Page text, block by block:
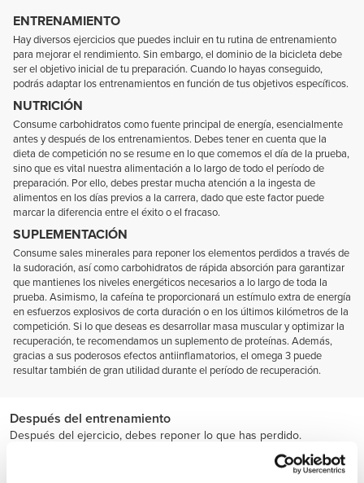
ENTRENAMIENTO
Hay diversos ejercicios que puedes incluir en tu rutina de entrenamiento
para mejorar el rendimiento. Sin embargo, el dominio de la bicicleta debe
ser el objetivo inicial de tu preparación. Cuando lo hayas conseguido,
podrás adaptar los entrenamientos en función de tus objetivos específicos.
NUTRICIÓN
Consume carbohidratos como fuente principal de energía, esencialmente
antes y después de los entrenamientos. Debes tener en cuenta que la
dieta de competición no se resume en lo que comemos el día de la prueba,
sino que es vital nuestra alimentación a lo largo de todo el período de
preparación. Por ello, debes prestar mucha atención a la ingesta de
alimentos en los días previos a la carrera, dado que este factor puede
marcar la diferencia entre el éxito o el fracaso.
SUPLEMENTACIÓN
Consume sales minerales para reponer los elementos perdidos a través de
la sudoración, así como carbohidratos de rápida absorción para garantizar
que mantienes los niveles energéticos necesarios a lo largo de toda la
prueba. Asimismo, la cafeína te proporcionará un estímulo extra de energía
en esfuerzos explosivos de corta duración o en los últimos kilómetros de la
competición. Si lo que deseas es desarrollar masa muscular y optimizar la
recuperación, te recomendamos un suplemento de proteínas. Además,
gracias a sus poderosos efectos antiinflamatorios, el omega 3 puede
resultar también de gran utilidad durante el período de recuperación.
Después del entrenamiento
Después del ejercicio, debes reponer lo que has perdido.
Una buena dosis de carbohidratos y proteína es la combinación